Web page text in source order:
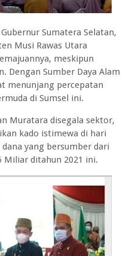
Sumatera Selatan,
Musi Rawas Utara
meskipun
Dengan Sumber Daya Alam
menunjang percepatan
di Sumsel ini.
Muratara disegala sektor,
kado istimewa di hari
yang bersumber dari
Miliar ditahun 2021 ini.